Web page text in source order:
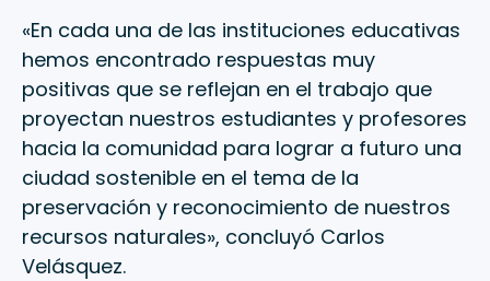
«En cada una de las instituciones educativas
hemos encontrado respuestas muy
positivas que se reflejan en el trabajo que
proyectan nuestros estudiantes y profesores
hacia la comunidad para lograr a futuro una
ciudad sostenible en el tema de la
preservación y reconocimiento de nuestros
recursos naturales», concluyó Carlos
Velásquez.